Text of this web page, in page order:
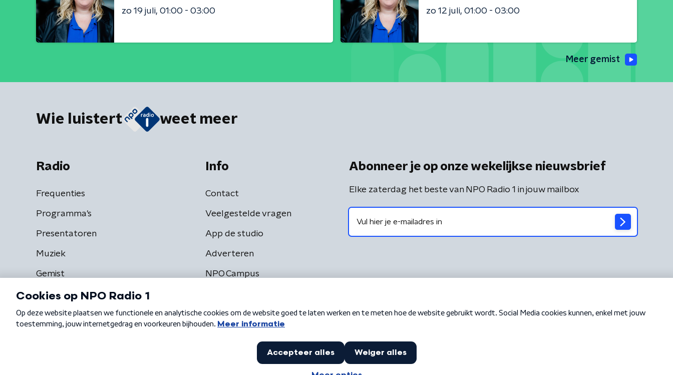
zo 19 juli 01:00 - 03:00
zo 12 juli 01:00 - 03:00
Meer gemist
Wie luistert weet meer
Radio
Frequenties
Programma's
Presentatoren
Muziek
Gemist
Info
Contact
Veelgestelde vragen
App de studio
Adverteren
NPO Campus
Abonneer je op onze wekelijkse nieuwsbrief
Elke zaterdag het beste van NPO Radio 1 in jouw mailbox
Algemene voorwaarden Privacybeleid